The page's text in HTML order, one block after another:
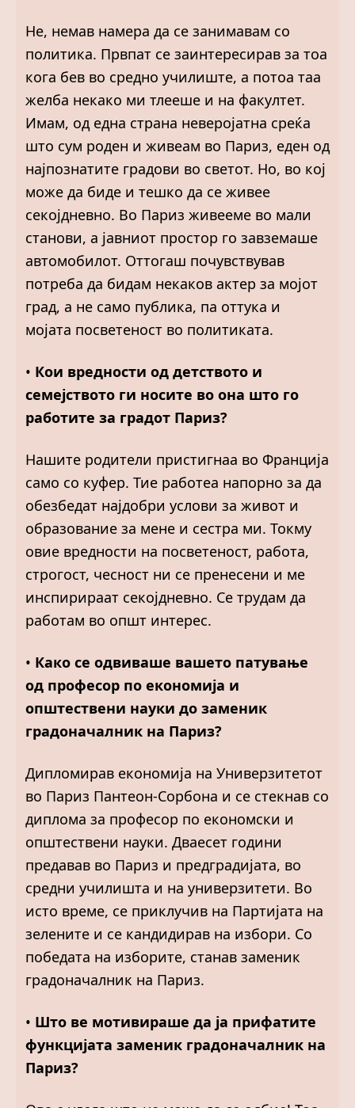
Не, немав намера да се занимавам со
политика. Првпат се заинтересирав за тоа
кога бев во средно училиште, а потоа таа
желба некако ми тлееше и на факултет.
Имам, од една страна неверојатна среќа
што сум роден и живеам во Париз, еден од
најпознатите градови во светот. Но, во кој
може да биде и тешко да се живее
секојдневно. Во Париз живееме во мали
станови, а јавниот простор го завземаше
автомобилот. Оттогаш почувствував
потреба да бидам некаков актер за мојот
град, а не само публика, па оттука и
мојата посветеност во политиката.
• Кои вредности од детството и
семејството ги носите во она што го
работите за градот Париз?
Нашите родители пристигнаа во Франција
само со куфер. Тие работеа напорно за да
обезбедат најдобри услови за живот и
образование за мене и сестра ми. Токму
овие вредности на посветеност, работа,
строгост, чесност ни се пренесени и ме
инспирираат секојдневно. Се трудам да
работам во општ интерес.
• Како се одвиваше вашето патување
од професор по економија и
општествени науки до заменик
градоначалник на Париз?
Дипломирав економија на Универзитетот
во Париз Пантеон-Сорбона и се стекнав со
диплома за професор по економски и
општествени науки. Дваесет години
предавав во Париз и предградијата, во
средни училишта и на универзитети. Во
исто време, се приклучив на Партијата на
зелените и се кандидирав на избори. Со
победата на изборите, станав заменик
градоначалник на Париз.
• Што ве мотивираше да ја прифатите
функцијата заменик градоначалник на
Париз?